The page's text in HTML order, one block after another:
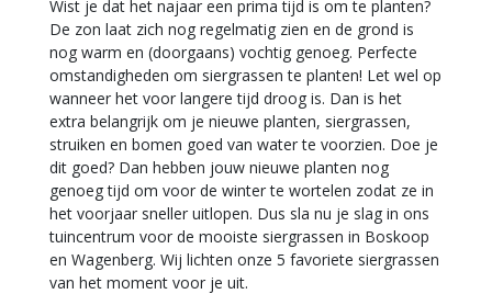
Wist je dat het najaar een prima tijd is om te planten?
De zon laat zich nog regelmatig zien en de grond is
nog warm en (doorgaans) vochtig genoeg. Perfecte
omstandigheden om siergrassen te planten! Let wel op
wanneer het voor langere tijd droog is. Dan is het
extra belangrijk om je nieuwe planten, siergrassen,
struiken en bomen goed van water te voorzien. Doe je
dit goed? Dan hebben jouw nieuwe planten nog
genoeg tijd om voor de winter te wortelen zodat ze in
het voorjaar sneller uitlopen. Dus sla nu je slag in ons
tuincentrum voor de mooiste siergrassen in Boskoop
en Wagenberg. Wij lichten onze 5 favoriete siergrassen
van het moment voor je uit.